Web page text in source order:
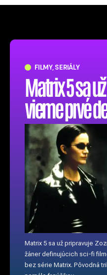
FILMY, SERIÁLY
Matrix 5 sa
vieme prvé
Matrix 5 sa už pripravuje
žáner definujúcich sci-fi
bez série Matrix. Pôvodná